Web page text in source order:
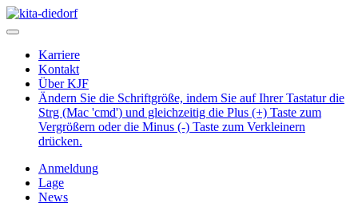
Karriere
Kontakt
Über KJF
Ändern Sie die Schriftgröße, indem Sie auf Ihrer Tastatur die
Strg (Mac 'cmd') und gleichzeitig die Plus (+) Taste zum
Vergrößern oder die Minus (-) Taste zum Verkleinern
drücken.
Anmeldung
Lage
News